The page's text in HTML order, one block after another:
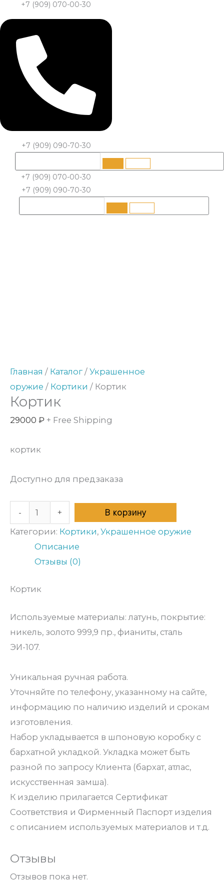
+7 (909) 070-00-30
+7 (909) 090-70-30
+7 (909) 070-00-30
+7 (909) 090-70-30
Главная / Каталог / Украшенное
оружие / Кортики / Кортик
Кортик
29000 ₽ + Free Shipping
кортик
Доступно для предзаказа
- + В корзину
Категории: Кортики, Украшенное оружие
Описание
Отзывы (0)
Кортик
Используемые материалы: латунь, покрытие:
никель, золото 999,9 пр., фианиты, сталь
ЭИ-107.
Уникальная ручная работа.
Уточняйте по телефону, указанному на сайте,
информацию по наличию изделий и срокам
изготовления.
Набор укладывается в шпоновую коробку с
бархатной укладкой. Укладка может быть
разной по запросу Клиента (бархат, атлас,
искусственная замша).
К изделию прилагается Сертификат
Соответствия и Фирменный Паспорт изделия
с описанием используемых материалов и т.д.
Отзывы
Отзывов пока нет.